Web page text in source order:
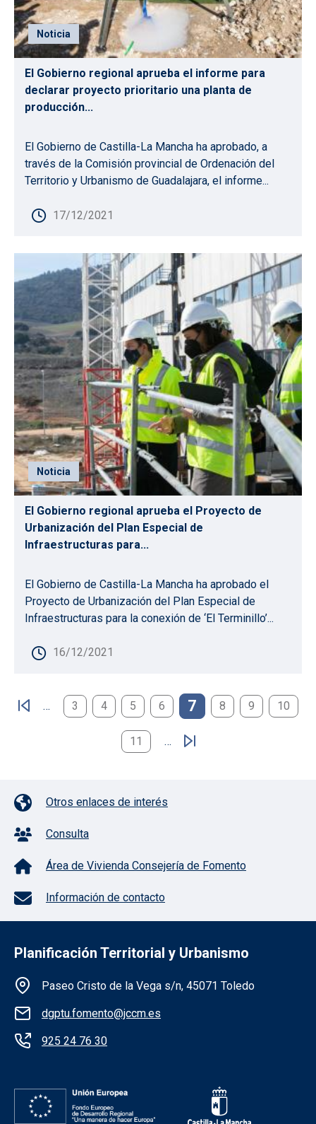
Noticia
El Gobierno regional aprueba el informe para
declarar proyecto prioritario una planta de
producción...
El Gobierno de Castilla-La Mancha ha aprobado, a
través de la Comisión provincial de Ordenación del
Territorio y Urbanismo de Guadalajara, el informe...
17/12/2021
Noticia
El Gobierno regional aprueba el Proyecto de
Urbanización del Plan Especial de
Infraestructuras para...
El Gobierno de Castilla-La Mancha ha aprobado el
Proyecto de Urbanización del Plan Especial de
Infraestructuras para la conexión de ‘El Terminillo’...
16/12/2021
Paginación
… 3 4 5 6 7 8 9 10
11 …
Pie de página con iconos
Otros enlaces de interés
Consulta
Área de Vivienda Consejería de Fomento
Información de contacto
Planificación Territorial y Urbanismo
Información de la institución
Paseo Cristo de la Vega s/n, 45071 Toledo
dgptu.fomento@jccm.es
925 24 76 30